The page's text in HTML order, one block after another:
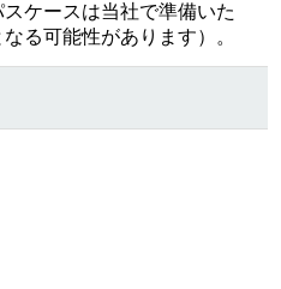
ケースは当社で準備いた
る可能性があります）。